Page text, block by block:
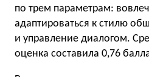
по трем параметрам:
адаптироваться к стилю
и управление диалогом.
оценка составила 0,76